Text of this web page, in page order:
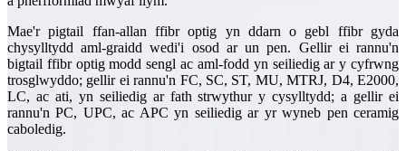
Mae'r pigtail ffan-allan ffibr optig yn ddarn o gebl ffibr gyda
chysylltydd aml-graidd wedi'i osod ar un pen. Gellir ei rannu'n
bigtail ffibr optig modd sengl ac aml-fodd yn seiliedig ar y cyfrwng
trosglwyddo; gellir ei rannu'n FC, SC, ST, MU, MTRJ, D4, E2000,
LC, ac ati, yn seiliedig ar fath strwythur y cysylltydd; a gellir ei
rannu'n PC, UPC, ac APC yn seiliedig ar yr wyneb pen ceramig
caboledig.